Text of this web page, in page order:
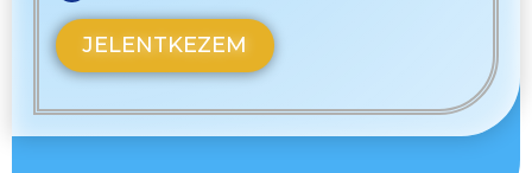
JELENTKEZEM